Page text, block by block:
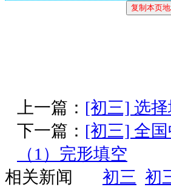
上一篇： [初三] 选
下一篇： [初三] 全
（1）完形填空
相关新闻
初三 初